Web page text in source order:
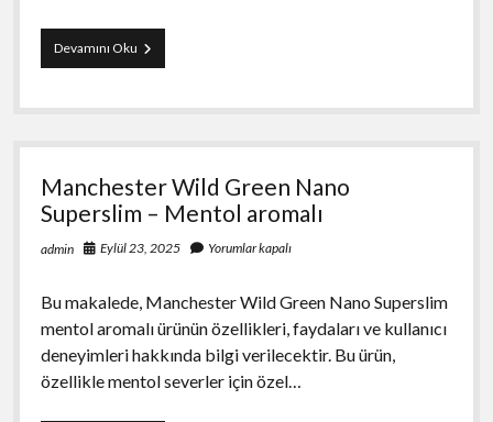
Devamını OkuHeets
Sienna
Manchester Wild Green Nano
Superslim – Mentol aromalı
admin Eylül 23, 2025 Yorumlar kapalı
Bu makalede, Manchester Wild Green Nano Superslim
mentol aromalı ürünün özellikleri, faydaları ve kullanıcı
deneyimleri hakkında bilgi verilecektir. Bu ürün,
özellikle mentol severler için özel…